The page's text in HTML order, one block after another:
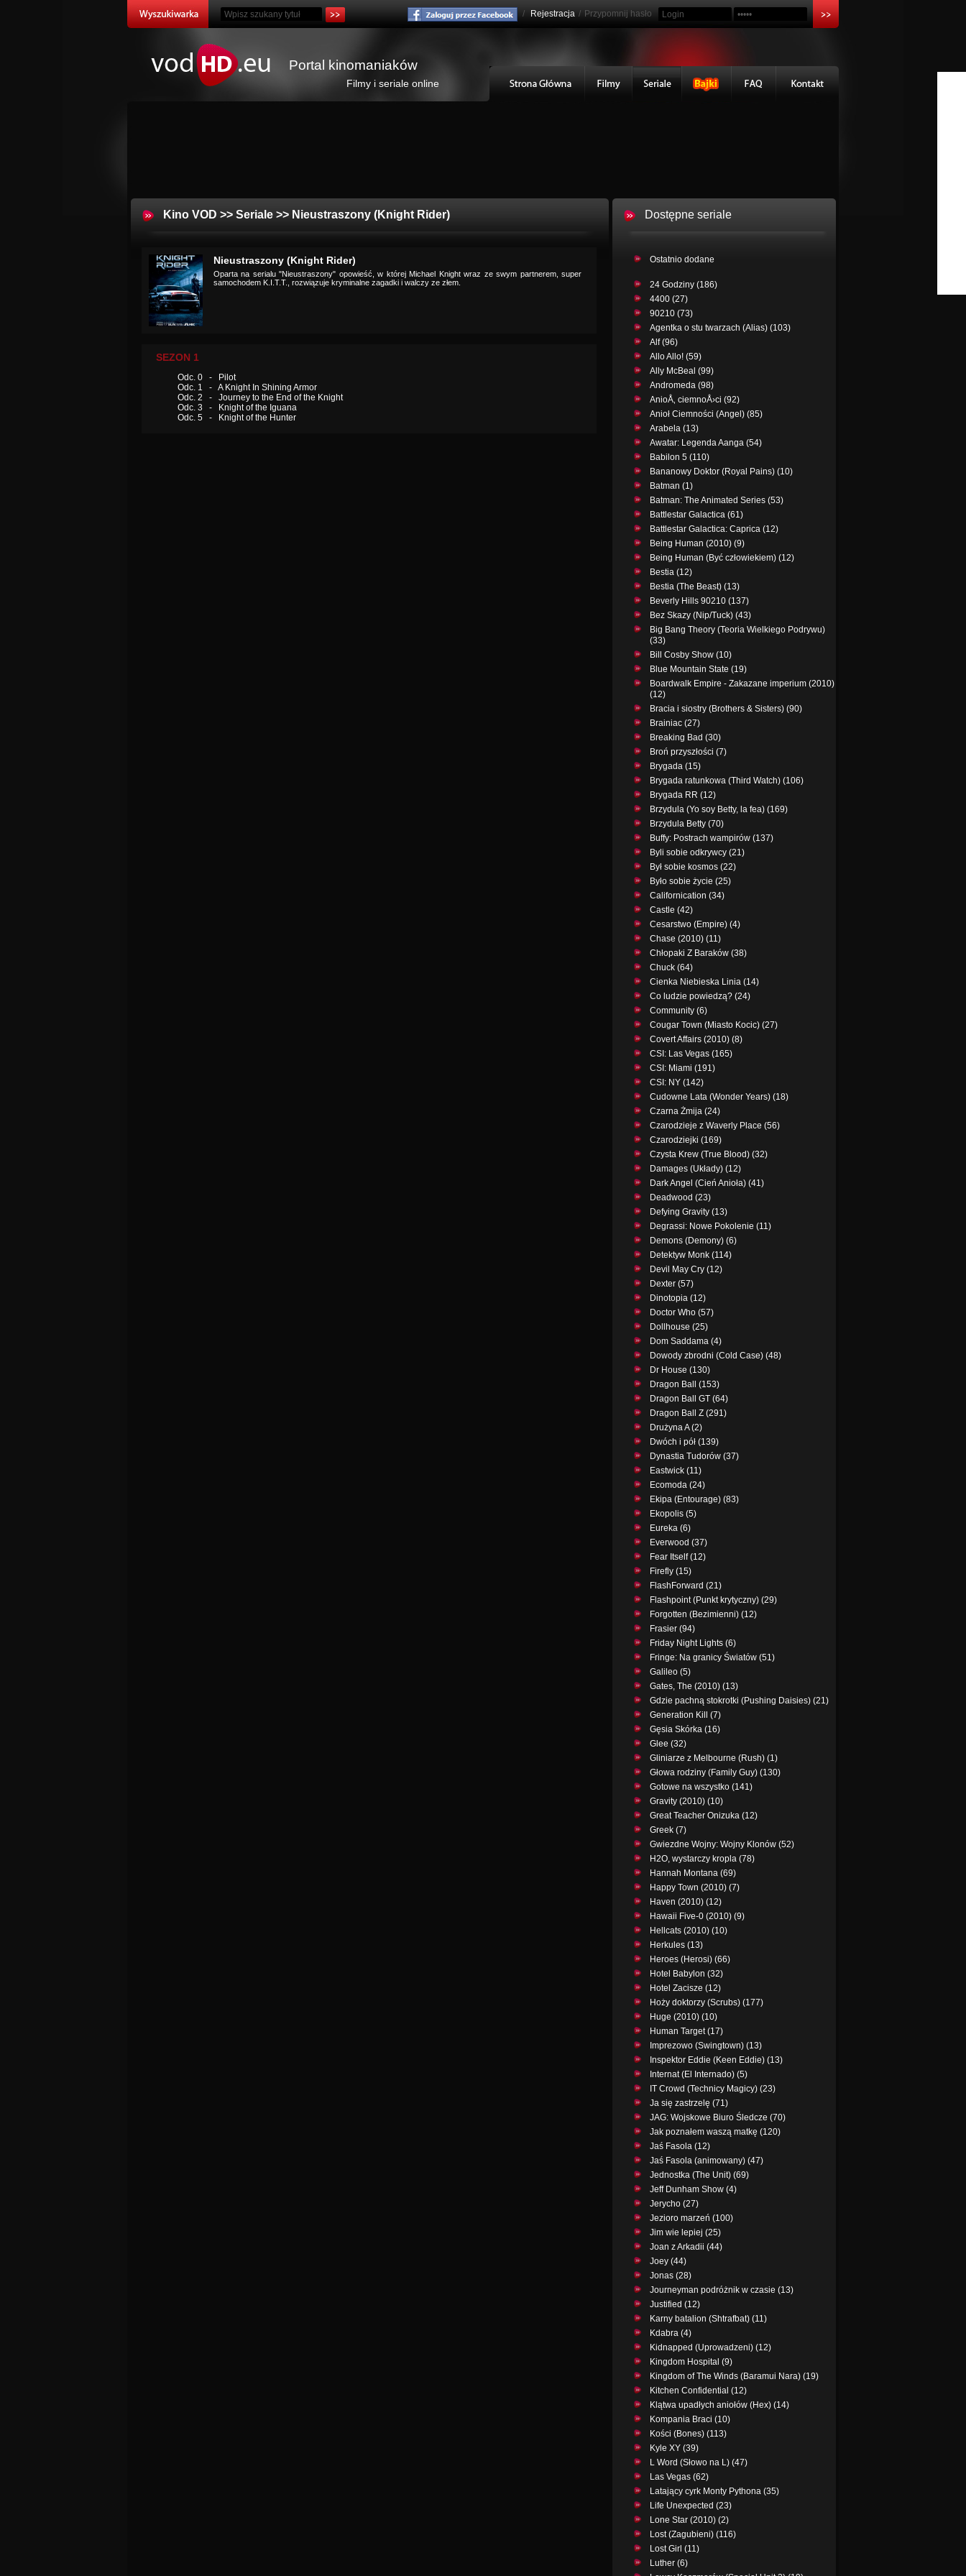
/ Rejestracja / Przypomnij hasło
Portal kinomaniaków
Filmy i seriale online
Kino VOD >> Seriale >> Nieustraszony (Knight Rider)
Nieustraszony (Knight Rider)
Oparta na serialu "Nieustraszony" opowieść, w której Michael Knight wraz ze swym partnerem, super
samochodem K.I.T.T., rozwiązuje kryminalne zagadki i walczy ze złem.
SEZON 1
Odc. 0 - Pilot
Odc. 1 - A Knight In Shining Armor
Odc. 2 - Journey to the End of the Knight
Odc. 3 - Knight of the Iguana
Odc. 5 - Knight of the Hunter
Dostępne seriale
Ostatnio dodane
24 Godziny (186)
4400 (27)
90210 (73)
Agentka o stu twarzach (Alias) (103)
Alf (96)
Allo Allo! (59)
Ally McBeal (99)
Andromeda (98)
AnioÅ‚ ciemnoÅ›ci (92)
Anioł Ciemności (Angel) (85)
Arabela (13)
Awatar: Legenda Aanga (54)
Babilon 5 (110)
Bananowy Doktor (Royal Pains) (10)
Batman (1)
Batman: The Animated Series (53)
Battlestar Galactica (61)
Battlestar Galactica: Caprica (12)
Being Human (2010) (9)
Being Human (Być człowiekiem) (12)
Bestia (12)
Bestia (The Beast) (13)
Beverly Hills 90210 (137)
Bez Skazy (Nip/Tuck) (43)
Big Bang Theory (Teoria Wielkiego Podrywu)
(33)
Bill Cosby Show (10)
Blue Mountain State (19)
Boardwalk Empire - Zakazane imperium (2010)
(12)
Bracia i siostry (Brothers & Sisters) (90)
Brainiac (27)
Breaking Bad (30)
Broń przyszłości (7)
Brygada (15)
Brygada ratunkowa (Third Watch) (106)
Brygada RR (12)
Brzydula (Yo soy Betty, la fea) (169)
Brzydula Betty (70)
Buffy: Postrach wampirów (137)
Byli sobie odkrywcy (21)
Był sobie kosmos (22)
Było sobie życie (25)
Californication (34)
Castle (42)
Cesarstwo (Empire) (4)
Chase (2010) (11)
Chłopaki Z Baraków (38)
Chuck (64)
Cienka Niebieska Linia (14)
Co ludzie powiedzą? (24)
Community (6)
Cougar Town (Miasto Kocic) (27)
Covert Affairs (2010) (8)
CSI: Las Vegas (165)
CSI: Miami (191)
CSI: NY (142)
Cudowne Lata (Wonder Years) (18)
Czarna Żmija (24)
Czarodzieje z Waverly Place (56)
Czarodziejki (169)
Czysta Krew (True Blood) (32)
Damages (Układy) (12)
Dark Angel (Cień Anioła) (41)
Deadwood (23)
Defying Gravity (13)
Degrassi: Nowe Pokolenie (11)
Demons (Demony) (6)
Detektyw Monk (114)
Devil May Cry (12)
Dexter (57)
Dinotopia (12)
Doctor Who (57)
Dollhouse (25)
Dom Saddama (4)
Dowody zbrodni (Cold Case) (48)
Dr House (130)
Dragon Ball (153)
Dragon Ball GT (64)
Dragon Ball Z (291)
Drużyna A (2)
Dwóch i pół (139)
Dynastia Tudorów (37)
Eastwick (11)
Ecomoda (24)
Ekipa (Entourage) (83)
Ekopolis (5)
Eureka (6)
Everwood (37)
Fear Itself (12)
Firefly (15)
FlashForward (21)
Flashpoint (Punkt krytyczny) (29)
Forgotten (Bezimienni) (12)
Frasier (94)
Friday Night Lights (6)
Fringe: Na granicy Światów (51)
Galileo (5)
Gates, The (2010) (13)
Gdzie pachną stokrotki (Pushing Daisies) (21)
Generation Kill (7)
Gęsia Skórka (16)
Glee (32)
Gliniarze z Melbourne (Rush) (1)
Głowa rodziny (Family Guy) (130)
Gotowe na wszystko (141)
Gravity (2010) (10)
Great Teacher Onizuka (12)
Greek (7)
Gwiezdne Wojny: Wojny Klonów (52)
H2O, wystarczy kropla (78)
Hannah Montana (69)
Happy Town (2010) (7)
Haven (2010) (12)
Hawaii Five-0 (2010) (9)
Hellcats (2010) (10)
Herkules (13)
Heroes (Herosi) (66)
Hotel Babylon (32)
Hotel Zacisze (12)
Hoży doktorzy (Scrubs) (177)
Huge (2010) (10)
Human Target (17)
Imprezowo (Swingtown) (13)
Inspektor Eddie (Keen Eddie) (13)
Internat (El Internado) (5)
IT Crowd (Technicy Magicy) (23)
Ja się zastrzelę (71)
JAG: Wojskowe Biuro Śledcze (70)
Jak poznałem waszą matkę (120)
Jaś Fasola (12)
Jaś Fasola (animowany) (47)
Jednostka (The Unit) (69)
Jeff Dunham Show (4)
Jerycho (27)
Jezioro marzeń (100)
Jim wie lepiej (25)
Joan z Arkadii (44)
Joey (44)
Jonas (28)
Journeyman podróżnik w czasie (13)
Justified (12)
Karny batalion (Shtrafbat) (11)
Kdabra (4)
Kidnapped (Uprowadzeni) (12)
Kingdom Hospital (9)
Kingdom of The Winds (Baramui Nara) (19)
Kitchen Confidential (12)
Klątwa upadłych aniołów (Hex) (14)
Kompania Braci (10)
Kości (Bones) (113)
Kyle XY (39)
L Word (Słowo na L) (47)
Las Vegas (62)
Latający cyrk Monty Pythona (35)
Life Unexpected (23)
Lone Star (2010) (2)
Lost (Zagubieni) (116)
Lost Girl (11)
Luther (6)